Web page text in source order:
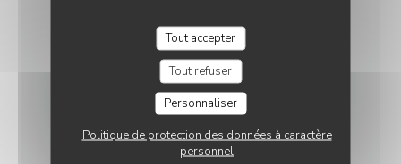
Tout accepter
Tout refuser
Personnaliser
Politique de protection des données à caractère
personnel
CUISINE
Terroir, Traditionnel, Fait maison, Produits frais
TYPE DE RESTAURANT
Bistrot Traditionnel